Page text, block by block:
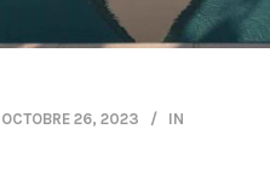
OCTOBRE 26, 2023 IN